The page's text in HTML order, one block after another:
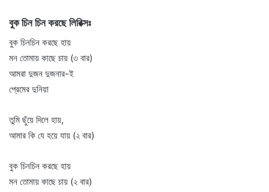
বুক চিন চিন করছে লিরিক্সঃ
বুক চিনচিন করছে হায়
মন তোমায় কাছে চায় (৩ বার)
আমরা দুজন দুজনার-ই
প্রেমের দুনিয়া
তুমি ছুঁয়ে দিলে হায়,
আমার কি যে হয়ে যায় (২ বার)
বুক চিনচিন করছে হায়
মন তোমায় কাছে চায় (২ বার)